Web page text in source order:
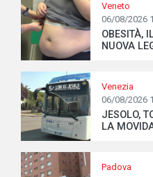
Veneto
06/08/2026
OBESITÀ,
NUOVA
Venezia
06/08/2026
JESOLO,
LA
Padova